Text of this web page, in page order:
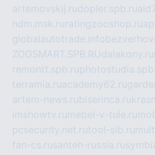
artemovskij.rudopler.spb.ru
ndm.msk.ru ratingzooshop.ru
globalautotrade.info
ZOOSMART.SPB.RUdalakony.ru
remontt.spb.ru
terramia.ruacademy62.ru
artem-news.rubiserinca.ru
imshowtv.ru mebel-v-tule.ru
pcsecurity.net.rutool-sib.ru
fan-cs.rusanteh-russia.ru